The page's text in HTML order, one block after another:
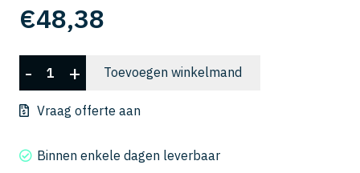
€48,38
3015-
0225
- + Toevoegen winkelmand
Vraag offerte aan
Binnen enkele dagen leverbaar